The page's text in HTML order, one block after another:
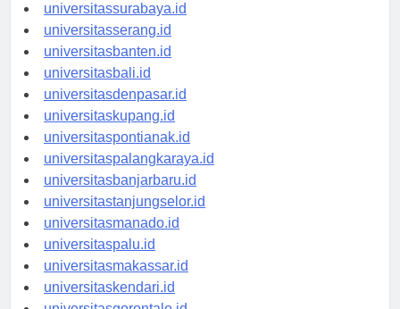
universitassurabaya.id
universitasserang.id
universitasbanten.id
universitasbali.id
universitasdenpasar.id
universitaskupang.id
universitaspontianak.id
universitaspalangkaraya.id
universitasbanjarbaru.id
universitastanjungselor.id
universitasmanado.id
universitaspalu.id
universitasmakassar.id
universitaskendari.id